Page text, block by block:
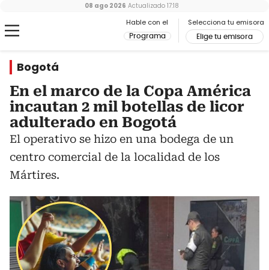
Hable con el
Programa
Selecciona tu emisora
Elige tu emisora
08 ago 2026 Actualizado 17:18
Bogotá
En el marco de la Copa América
incautan 2 mil botellas de licor
adulterado en Bogotá
El operativo se hizo en una bodega de un
centro comercial de la localidad de los
Mártires.